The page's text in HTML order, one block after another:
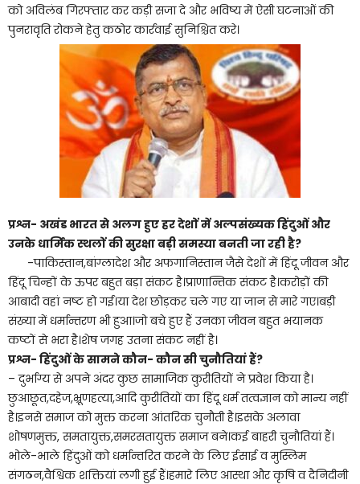
को अविलंब गिरफ्तार कर कड़ी सजा दे और भविष्य में ऐसी घटनाओं की
पुनरावृति रोकने हेतु कठोर कार्रवाई सुनिश्चित करे।
प्रश्न- अखंड भारत से अलग हुए हर देशों में अल्पसंख्यक हिंदुओं और
उनके धार्मिक स्थलों की सुरक्षा बड़ी समस्या बनती जा रही है?
-पाकिस्तान,बांग्लादेश और अफगानिस्तान जैसे देशों में हिंदू जीवन और
हिंदू चिन्हों के ऊपर बहुत बड़ा संकट है।प्राणान्तिक संकट है।करोड़ों की
आबादी वहां नष्ट हो गई।या देश छोड़कर चले गए या जान से मारे गए।बड़ी
संख्या में धर्मान्तरण भी हुआ।जो बचे हुए हैं उनका जीवन बहुत भयानक
कष्टों से भरा है।शेष जगह उतना संकट नहीं है।
प्रश्न- हिंदुओं के सामने कौन- कौन सी चुनौतियां हैं?
– दुर्भाग्य से अपने अंदर कुछ सामाजिक कुरीतियों ने प्रवेश किया है।
छुआछूत,दहेज,भ्रूणहत्या,आदि कुरीतियों का हिंदू धर्म तत्वज्ञान को मान्य नहीं
है।इनसे समाज को मुक्त करना आंतरिक चुनौती है।इसके अलावा
शोषणमुक्त, समतायुक्त,समरसतायुक्त समाज बने।कई बाहरी चुनौतियां हैं।
भोले-भाले हिंदुओं को धर्मान्तरित करने के लिए ईसाई व मुस्लिम
संगठन,वैश्विक शक्तियां लगी हुई हैं।हमारे लिए आस्था और कृषि व दैनिदीनी